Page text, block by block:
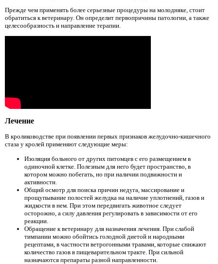
Прежде чем применять более серьезные процедуры на молодняке, стоит
обратиться к ветеринару. Он определит первопричины патологии, а также
целесообразность и направление терапии.
Лечение
В кролиководстве при появлении первых признаков желудочно-кишечного
стаза у кролей применяют следующие меры:
Изоляция больного от других питомцев с его размещением в
одиночной клетке. Полезным для него будет пространство, в
котором можно побегать, но при наличии подвижности и
активности.
Общий осмотр для поиска причин недуга, массирование и
прощупывание полостей желудка на наличие уплотнений, газов и
жидкости в нем. При этом передвигать животное следует
осторожно, а силу давления регулировать в зависимости от его
реакции.
Обращение к ветеринару для назначения лечения. При слабой
тимпании можно обойтись голодной диетой и народными
рецептами, в частности ветрогонными травами, которые снижают
количество газов в пищеварительном тракте. При сильной
назначаются препараты разной направленности.